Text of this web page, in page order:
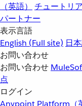
（英語）
チュートリ
パートナー
表示言語
English (Full site) 日
お問い合わせ
お問い合わせ
点
ログイン
Anypoint Platform（